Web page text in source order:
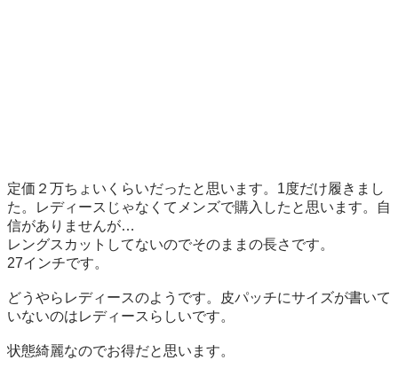
定価２万ちょいくらいだったと思います。1度だけ履きまし
た。レディースじゃなくてメンズで購入したと思います。自
信がありませんが…
レングスカットしてないのでそのままの長さです。
27インチです。
どうやらレディースのようです。皮パッチにサイズが書いて
いないのはレディースらしいです。
状態綺麗なのでお得だと思います。